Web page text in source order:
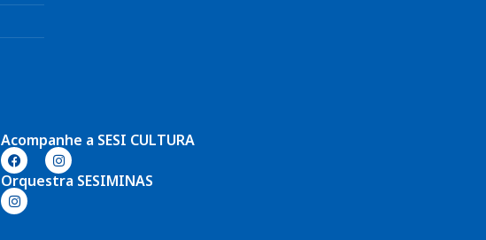
Acompanhe a SESI CULTURA
Orquestra SESIMINAS